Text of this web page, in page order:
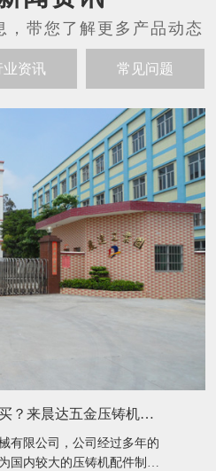
业资讯 常见问题
压铸机配件哪里买？来晨达五金压铸机配件厂
有限公司，公司经过多年的
国内较大的压铸机配件制造